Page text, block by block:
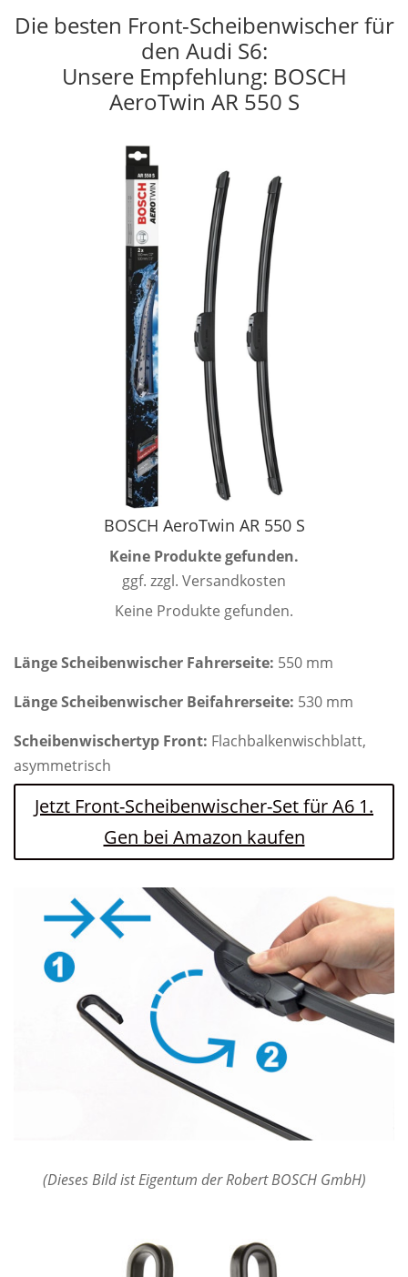
Die besten Front-Scheibenwischer für
den Audi S6:
Unsere Empfehlung: BOSCH
AeroTwin AR 550 S
BOSCH AeroTwin AR 550 S
Keine Produkte gefunden.
ggf. zzgl. Versandkosten
Keine Produkte gefunden.
Länge Scheibenwischer Fahrerseite: 550 mm
Länge Scheibenwischer Beifahrerseite: 530 mm
Scheibenwischertyp Front: Flachbalkenwischblatt,
asymmetrisch
Jetzt Front-Scheibenwischer-Set für A6 1.
Gen bei Amazon kaufen
(Dieses Bild ist Eigentum der Robert BOSCH GmbH)